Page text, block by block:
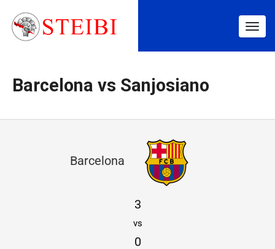
Barcelona vs Sanjosiano
Barcelona
3
vs
0